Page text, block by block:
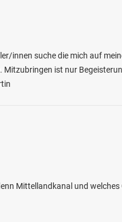
innen suche die mich auf
ist nur
Mittellandkanal und welches